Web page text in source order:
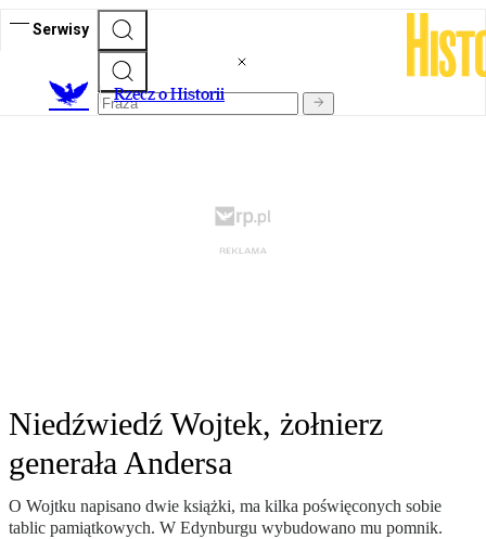
Serwisy
Rzecz o Historii
Niedźwiedź Wojtek, żołnierz
generała Andersa
O Wojtku napisano dwie książki, ma kilka poświęconych sobie
tablic pamiątkowych. W Edynburgu wybudowano mu pomnik.